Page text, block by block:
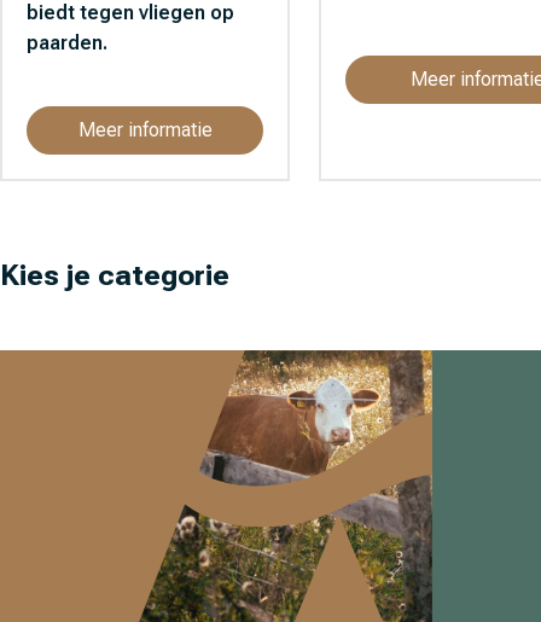
biedt tegen vliegen op
paarden.
Meer informatie
Meer
Kies je categorie